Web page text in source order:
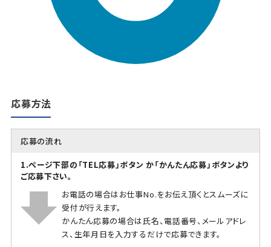
応募方法
応募の流れ
1.ページ下部の「TEL応募」ボタン か「かんたん応募」ボタンより
ご応募下さい。
お電話の場合はお仕事No.をお伝え頂くとスムーズに
受付が行えます。
かんたん応募の場合は氏名、電話番号、メールアドレ
ス、生年月日を入力するだけで応募できます。